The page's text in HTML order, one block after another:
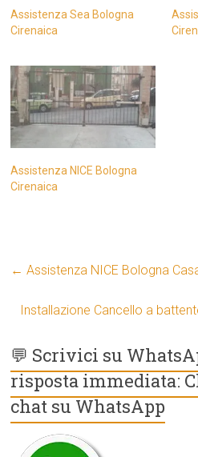
Assistenza Sea Bologna
Cirenaica
Assistenza NICE Bologna
Cirenaica
← Assistenza NICE Bologna
Installazione Cancello a
💬 Scrivici su
risposta immediata:
chat su WhatsApp